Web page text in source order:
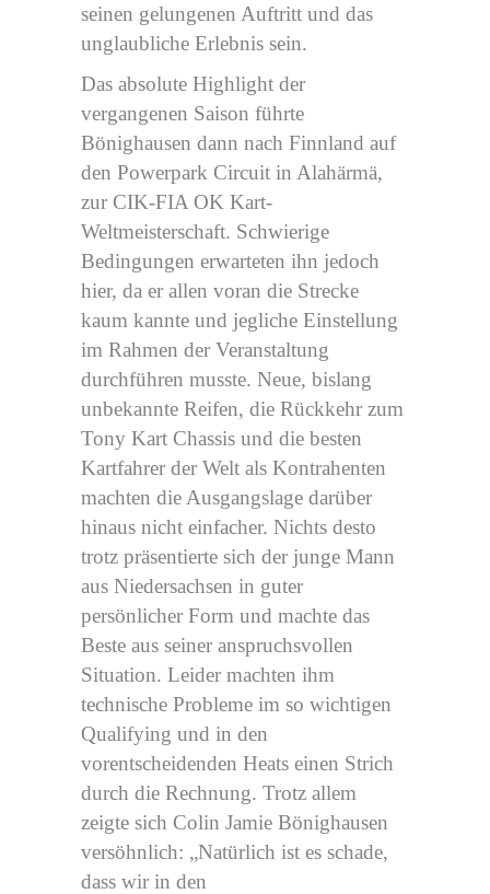
seinen gelungenen Auftritt und das
unglaubliche Erlebnis sein.
Das absolute Highlight der
vergangenen Saison führte
Bönighausen dann nach Finnland auf
den Powerpark Circuit in Alahärmä,
zur CIK-FIA OK Kart-
Weltmeisterschaft. Schwierige
Bedingungen erwarteten ihn jedoch
hier, da er allen voran die Strecke
kaum kannte und jegliche Einstellung
im Rahmen der Veranstaltung
durchführen musste. Neue, bislang
unbekannte Reifen, die Rückkehr zum
Tony Kart Chassis und die besten
Kartfahrer der Welt als Kontrahenten
machten die Ausgangslage darüber
hinaus nicht einfacher. Nichts desto
trotz präsentierte sich der junge Mann
aus Niedersachsen in guter
persönlicher Form und machte das
Beste aus seiner anspruchsvollen
Situation. Leider machten ihm
technische Probleme im so wichtigen
Qualifying und in den
vorentscheidenden Heats einen Strich
durch die Rechnung. Trotz allem
zeigte sich Colin Jamie Bönighausen
versöhnlich: „Natürlich ist es schade,
dass wir in den